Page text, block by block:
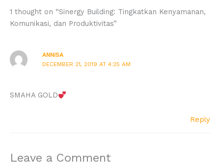
1 thought on “Sinergy Building: Tingkatkan Kenyamanan,
Komunikasi, dan Produktivitas”
ANNISA
DECEMBER 21, 2019 AT 4:25 AM
SMAHA GOLD
Reply
Leave a Comment